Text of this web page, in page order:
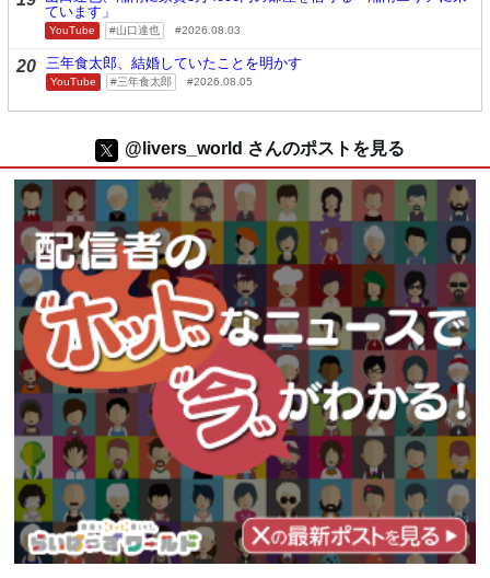
ています」
YouTube 山口達也 2026.08.03
20 三年食太郎、結婚していたことを明かす
YouTube 三年食太郎 2026.08.05
@livers_world さんのポストを見る